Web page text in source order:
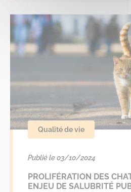
Qualité de vie
Publié le 03/10/2024
PROLIFÉRATION DES
ENJEU DE SALUBRITÉ